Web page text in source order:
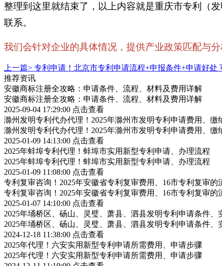
整理到这里就结束了，以上内容就是重庆市专利（
联系。
我们会针对企业的具体情况，提供产业政策匹配与
上一篇> 专利申请！北京市专利申请流程+申报条件+申请好处
推荐资讯
安徽商标注册全攻略：申请条件、流程、材料及费用详解
安徽商标注册全攻略：申请条件、流程、材料及费用详解
2025-09-04 17:29:00 点击查看
滁州发明专利代办代理！2025年滁州市发明专利申请费用、缴
滁州发明专利代办代理！2025年滁州市发明专利申请费用、缴
2025-01-09 14:13:00 点击查看
2025年蚌埠专利代理！蚌埠市实用新型专利申请、办理流程
2025年蚌埠专利代理！蚌埠市实用新型专利申请、办理流程
2025-01-09 11:08:00 点击查看
专利复审咨询！2025年安徽省专利复审费用、16市专利复审的
专利复审咨询！2025年安徽省专利复审费用、16市专利复审的
2025-01-07 14:10:00 点击查看
2025年埇桥区、砀山、灵璧、萧县、泗县发明专利申请条件、
2025年埇桥区、砀山、灵璧、萧县、泗县发明专利申请条件、
2024-12-18 11:38:00 点击查看
2025年代理！六安实用新型专利申请所需费用、申请步骤
2025年代理！六安实用新型专利申请所需费用、申请步骤